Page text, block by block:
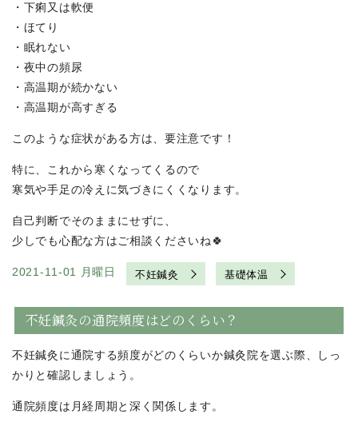
・下痢又は軟便
・ほてり
・眠れない
・夜中の頻尿
・高温期が続かない
・高温期が高すぎる
このような症状がある方は、要注意です！
特に、これから寒くなってくるので
寒気や手足の冷えに気づきにくくなります。
自己判断でそのままにせずに、
少しでも心配な方はご相談くださいね🍀
2021-11-01 月曜日 不妊鍼灸 基礎体温
不妊鍼灸の通院頻度はどのくらい？
不妊鍼灸に通院する頻度がどのくらいか鍼灸院を選ぶ際、しっ
かりと確認しましょう。
通院頻度は月経周期と深く関係します。